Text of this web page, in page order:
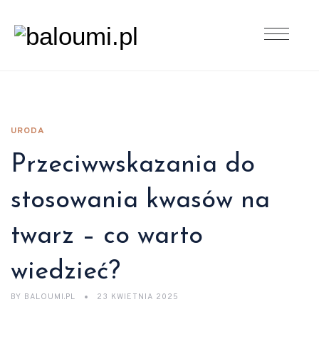
URODA
Przeciwwskazania do
stosowania kwasów na
twarz – co warto
wiedzieć?
BY BALOUMI.PL 23 KWIETNIA 2025